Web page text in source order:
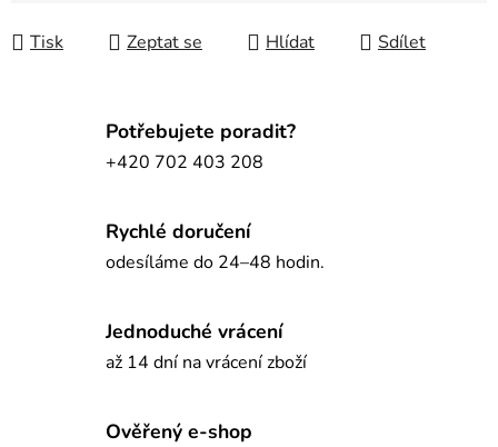
Tisk Zeptat se Hlídat Sdílet
Potřebujete poradit?
+420 702 403 208
Rychlé doručení
odesíláme do 24–48 hodin.
Jednoduché vrácení
až 14 dní na vrácení zboží
Ověřený e-shop